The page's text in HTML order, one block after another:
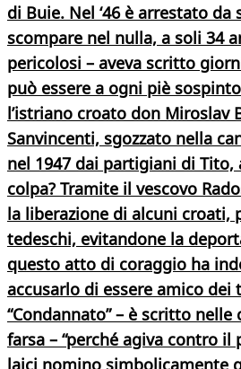
di Buie. Nel ‘46 è arrestato
scompare nel nulla, a soli 34
pericolosi – aveva scritto
può essere a ogni piè
l’istriano croato don Miroslav
Sanvincenti, sgozzato nella
nel 1947 dai partigiani di Tito,
colpa? Tramite il vescovo
la liberazione di alcuni croati,
tedeschi, evitandone la
questo atto di coraggio ha
accusarlo di essere amico dei
“Condannato” – è scritto
farsa – “perché agiva contro il
laici nomino simbolicamente